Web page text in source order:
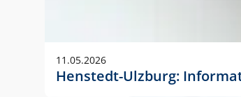
11.05.2026
Henstedt-Ulzburg: